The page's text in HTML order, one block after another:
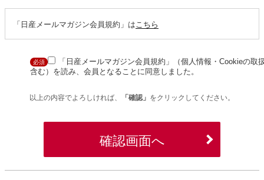
「日産メールマガジン会員規約」は こちら
必須
「日産メールマガジン会員規約」（個人情報・Cookieの取
含む）を読み、会員となることに同意しました。
以上の内容でよろしければ、 「確認」 をクリックしてください。
確認画面へ